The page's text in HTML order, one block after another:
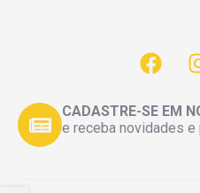
CADASTRE-SE EM
e receba novidades